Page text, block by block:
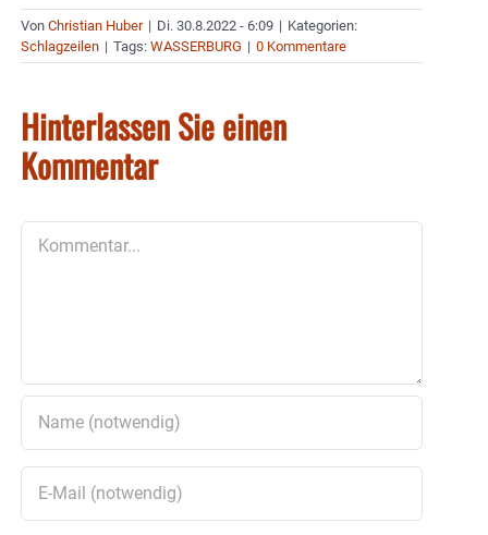
Von Christian Huber | Di. 30.8.2022 - 6:09 | Kategorien:
Schlagzeilen | Tags: WASSERBURG | 0 Kommentare
Hinterlassen Sie einen
Kommentar